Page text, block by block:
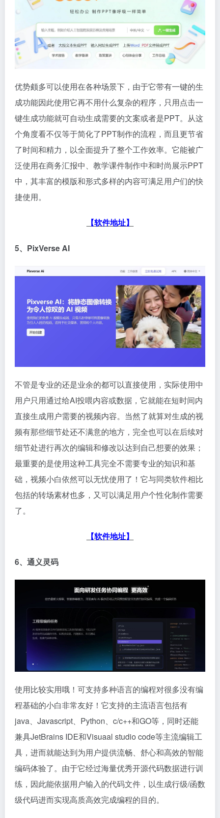
优势颇多可以使用在各种场景下，由于它带有一键的生
成功能因此使用它再不用什么复杂的程序，只用点击一
键生成功能就可自动生成需要的文案或者是PPT。从这
个角度看不仅等于简化了PPT制作的流程，而且更节省
了时间和精力，以全面提升了整个工作效率。它能被广
泛使用在商务汇报中、教学课件制作中和时尚展示PPT
中，其丰富的模版和形式多样的内容可满足用户们的快
捷使用。
【软件地址】
5、PixVerse AI
不管是专业的还是业余的都可以直接使用，实际使用中
用户只用通过给AI投喂内容或数据，它就能在短时间内
直接生成用户需要的视频内容。当然了就算对生成的视
频有那些细节处还不满意的地方，完全也可以在后续对
细节处进行再次的编辑和修改以达到自己想要的效果；
最重要的是使用这种工具完全不需要专业的知识和基
础，视频小白依然可以无忧使用了！它与同类软件相比
包括的转场素材也多，又可以满足用户个性化制作需要
了。
【软件地址】
6、通义灵码
使用比较实用哦！可支持多种语言的编程对很多没有编
程基础的小白非常友好！它支持的主流语言包括有
java、Javascript、Python、c/c++和GO等，同时还能
兼具JetBrains IDE和Visuaal studio code等主流编辑工
具，进而就能达到为用户提供流畅、舒心和高效的智能
编码体验了。由于它经过海量优秀开源代码数据进行训
练，因此能依据用户输入的代码文件，以生成行级/函数
级代码进而实现高质高效完成编程的目的。